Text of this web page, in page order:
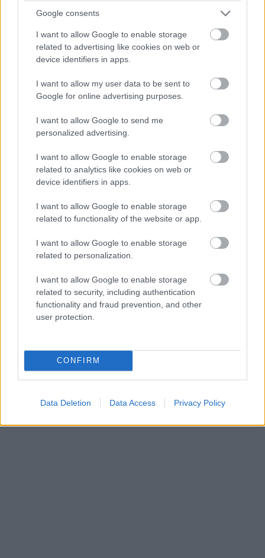
Google consents
I want to allow Google to enable storage
related to advertising like cookies on web or
device identifiers in apps.
I want to allow my user data to be sent to
Google for online advertising purposes.
I want to allow Google to send me
personalized advertising.
I want to allow Google to enable storage
related to analytics like cookies on web or
device identifiers in apps.
I want to allow Google to enable storage
related to functionality of the website or app.
I want to allow Google to enable storage
related to personalization.
I want to allow Google to enable storage
related to security, including authentication
functionality and fraud prevention, and other
user protection.
CONFIRM
Data Deletion Data Access Privacy Policy
ήξερα τίποτα για την Charmian Clift, τον George
δημιουργήσει.
τους φίλους και τα παιδιά - και εγγυημένη ηλιοφάνεια.
Η δημοσιογράφος Rosie Boycott μας συνέστησε την
Ύδρα επειδή, όπως είπε, το νησί περιβάλλεται από τα
πιο καθαρά νερά που έχεις κολυμπήσεις ποτέ. Δεν
υπάρχουν αμμώδεις παραλίες. Αντιθέτως, είναι ένας
τόπος με πευκόφυτους όρμους, ζεστά βράχια και, ναι,
κρυστάλλινα νερά με πολύχρωμα βότσαλα που
λάμπουν. Το καλύτερο από όλα είναι ότι δεν υπάρχουν
αυτοκίνητα στην Ύδρα ή ακόμη και ποδήλατα. Οι
αποτελούνται κυρίως από στενά δρομάκια και
να μεταφέρονται από το λιμάνι με τα πόδια ή με
γαϊδουράκια».